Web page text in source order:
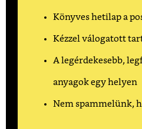
Könyves hetilap a
Kézzel válogatott
A legérdekesebb,
anyagok egy helyen
Nem spammelünk,